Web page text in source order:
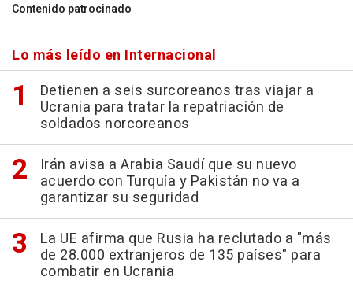
Contenido patrocinado
Lo más leído en Internacional
Detienen a seis surcoreanos tras viajar a
Ucrania para tratar la repatriación de
soldados norcoreanos
Irán avisa a Arabia Saudí que su nuevo
acuerdo con Turquía y Pakistán no va a
garantizar su seguridad
La UE afirma que Rusia ha reclutado a "más
de 28.000 extranjeros de 135 países" para
combatir en Ucrania